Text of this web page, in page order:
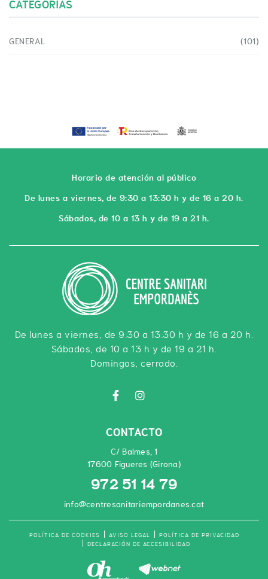
CATEGORÍAS
GENERAL (101)
Horario de atención al público
De lunes a viernes, de 9:30 a 13:30 h y de 16 a 20 h.
Sábados, de 10 a 13 h y de 19 a 21 h.
De lunes a viernes, de 9:30 a 13:30 h y de 16 a 20 h.
Sábados, de 10 a 13 h y de 19 a 21 h.
Domingos, cerrado.
CONTACTO
C/ Balmes, 1
17600 Figueres (Girona)
972 51 14 79
info@centresanitariempordanes.cat
POLÍTICA DE COOKIES AVISO LEGAL
POLÍTICA DE PRIVACIDAD
DECLARACIÓN DE ACCESIBILIDAD